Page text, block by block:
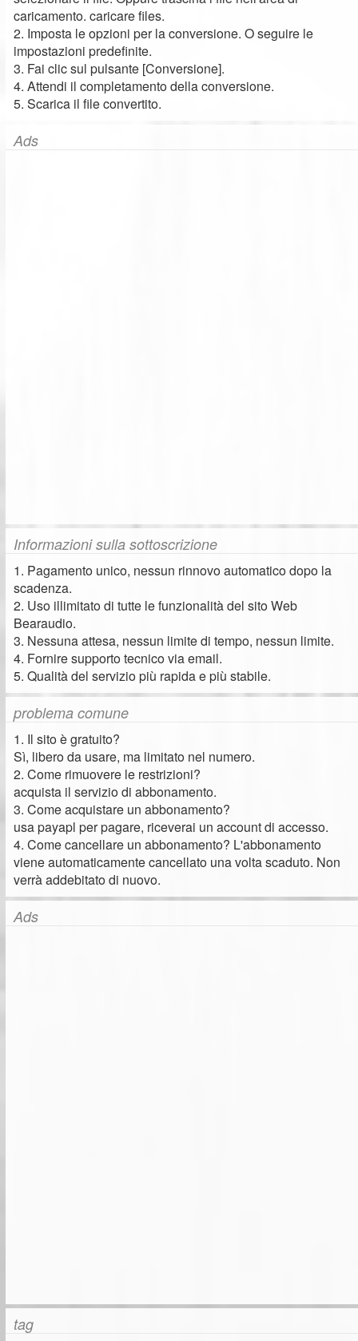
caricamento. caricare files.
2. Imposta le opzioni per la conversione. O seguire le
impostazioni predefinite.
3. Fai clic sul pulsante [Conversione].
4. Attendi il completamento della conversione.
5. Scarica il file convertito.
Ads
Informazioni sulla sottoscrizione
1. Pagamento unico, nessun rinnovo automatico dopo la
scadenza.
2. Uso illimitato di tutte le funzionalità del sito Web
Bearaudio.
3. Nessuna attesa, nessun limite di tempo, nessun limite.
4. Fornire supporto tecnico via email.
5. Qualità del servizio più rapida e più stabile.
problema comune
1. Il sito è gratuito?
Sì, libero da usare, ma limitato nel numero.
2. Come rimuovere le restrizioni?
acquista il servizio di abbonamento.
3. Come acquistare un abbonamento?
usa payapl per pagare, riceverai un account di accesso.
4. Come cancellare un abbonamento? L'abbonamento
viene automaticamente cancellato una volta scaduto. Non
verrà addebitato di nuovo.
Ads
tag